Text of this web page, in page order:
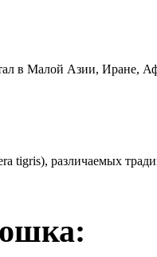
в Малой Азии, Иране,
tigris), различаемых